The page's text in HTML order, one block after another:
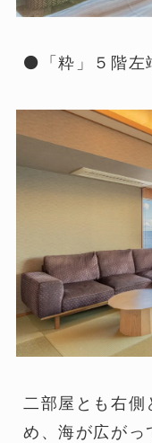
⚫「粋」５階左
二部屋とも右側
め、海が広がっ